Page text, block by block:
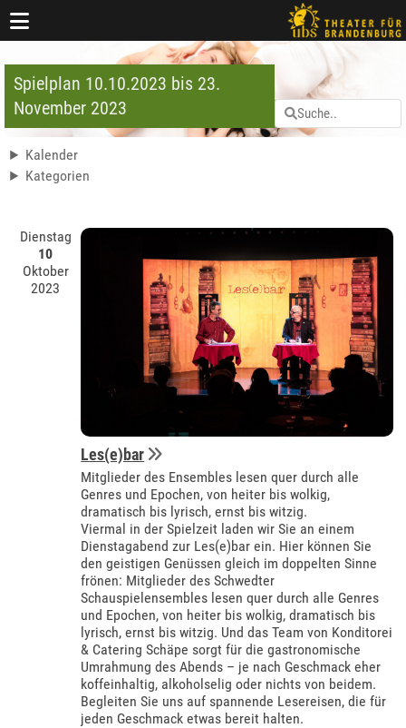
Spielplan 10.10.2023 bis 23.
November 2023
Kalender
Kategorien
Dienstag
10
Oktober
2023
Les(e)bar
Mitglieder des Ensembles lesen quer durch alle
Genres und Epochen, von heiter bis wolkig,
dramatisch bis lyrisch, ernst bis witzig.
Viermal in der Spielzeit laden wir Sie an einem
Dienstagabend zur Les(e)bar ein. Hier können Sie
den geistigen Genüssen gleich im doppelten Sinne
frönen: Mitglieder des Schwedter
Schauspielensembles lesen quer durch alle Genres
und Epochen, von heiter bis wolkig, dramatisch bis
lyrisch, ernst bis witzig. Und das Team von Konditorei
& Catering Schäpe sorgt für die gastronomische
Umrahmung des Abends – je nach Geschmack eher
koffeinhaltig, alkoholselig oder nichts von beidem.
Begleiten Sie uns auf spannende Lesereisen, die für
jeden Geschmack etwas bereit halten.